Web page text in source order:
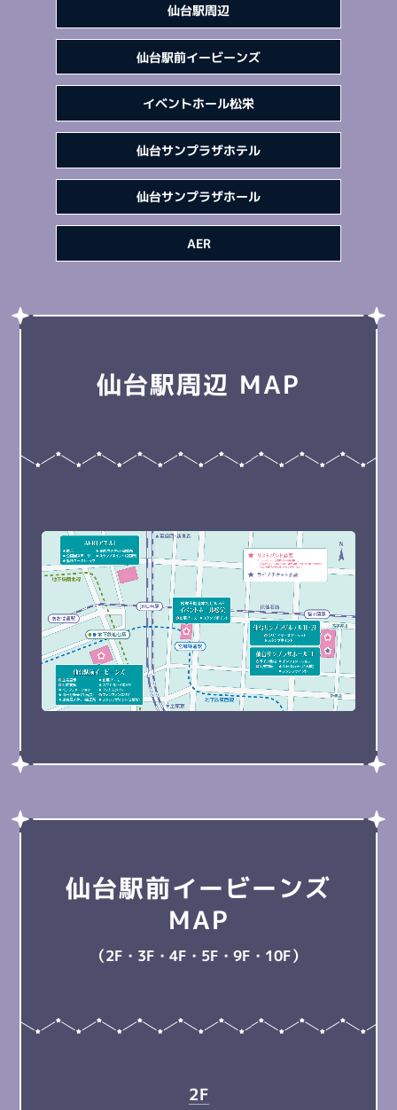
仙台駅周辺
仙台駅前イービーンズ
イベントホール松栄
仙台サンプラザホテル
仙台サンプラザホール
AER
仙台駅周辺 MAP
仙台駅前イービーンズ
MAP
（2F・3F・4F・5F・9F・10F）
2F